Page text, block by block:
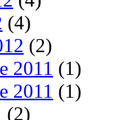
(4)
(2)
2011 (1)
2011 (1)
(2)